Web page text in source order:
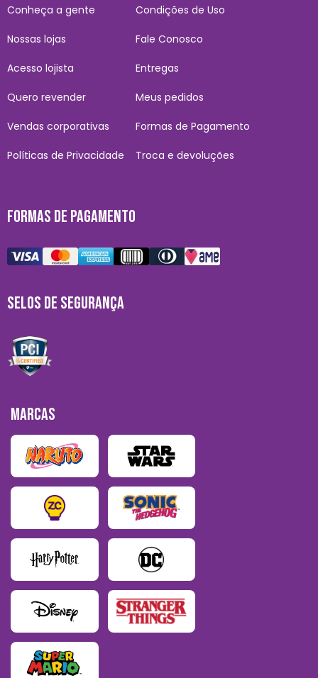
Conheça a gente
Nossas lojas
Acesso lojista
Quero revender
Vendas corporativas
Políticas de Privacidade
Condições de Uso
Fale Conosco
Entregas
Meus pedidos
Formas de Pagamento
Troca e devoluções
FORMAS DE PAGAMENTO
SELOS DE SEGURANÇA
MARCAS